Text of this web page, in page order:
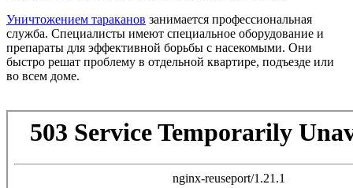
Уничтожением тараканов занимается профессиональная
служба. Специалисты имеют специальное оборудование и
препараты для эффективной борьбы с насекомыми. Они
быстро решат проблему в отдельной квартире, подъезде или
во всем доме.